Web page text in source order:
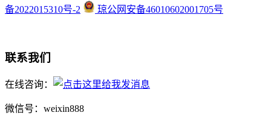
备2022015310号-2
琼公网安备46010602001705号
联系我们
在线咨询：
微信号：weixin888